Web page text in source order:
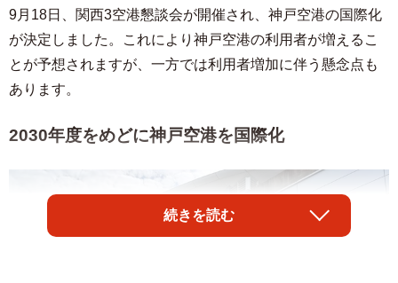
9月18日、関西3空港懇談会が開催され、神戸空港の国際化
が決定しました。これにより神戸空港の利用者が増えるこ
とが予想されますが、一方では利用者増加に伴う懸念点も
あります。
2030年度をめどに神戸空港を国際化
続きを読む